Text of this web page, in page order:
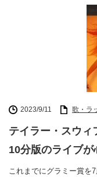
2023/9/11 歌・ラ
テイラー・スウ
10分版のライブが
これまでにグラミー賞を